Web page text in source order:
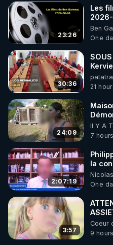
▶ 30 jours gratuit sur
de bien-être ENVOL :
Rendez-vous sur https://
le code : REGENERE
23:26
Les
Ben
One
30:36
21
24:09
Visite
Il Y A
7
2:07:19
la
Nicolas
One
3:57
Coeur
9